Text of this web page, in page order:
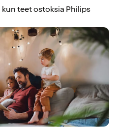
teet ostoksia Philips